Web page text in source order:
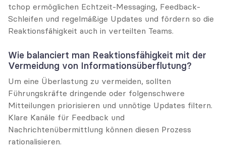
tchop ermöglichen Echtzeit-Messaging, Feedback-
Schleifen und regelmäßige Updates und fördern so die
Reaktionsfähigkeit auch in verteilten Teams.
Wie balanciert man Reaktionsfähigkeit mit der
Vermeidung von Informationsüberflutung?
Um eine Überlastung zu vermeiden, sollten
Führungskräfte dringende oder folgenschwere
Mitteilungen priorisieren und unnötige Updates filtern.
Klare Kanäle für Feedback und
Nachrichtenübermittlung können diesen Prozess
rationalisieren.